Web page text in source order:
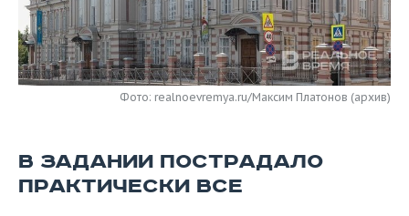
НЕФТЕХИМИЯ
НЕФТЬ
ОПК
РОЗНИЧНАЯ ТОРГОВЛЯ
ТРАНСПОРТ
НОВОСТИ ТЕХНОЛОГИЙ
IT
ТЕЛЕКОММУНИКАЦИИ
МЕРОПРИЯТИЯ
НОВОСТИ МЕРОПРИЯТИЙ
БИЗНЕС-БРАНЧИ
СПОРТ
ФУТБОЛ
НОВОСТИ ОБЩЕСТВА
ФОТОГАЛЕРЕЯ
Фото: realnoevremya.ru/Максим Платонов (архив)
В ЗАДАНИИ ПОСТРАДАЛО
ПРАКТИЧЕСКИ ВСЕ